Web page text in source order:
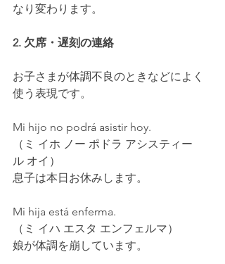
なり変わります。
2. 欠席・遅刻の連絡
お子さまが体調不良のときなどによく
使う表現です。
Mi hijo no podrá asistir hoy.
（ミ イホ ノー ポドラ アシスティー
ル オイ）
息子は本日お休みします。
Mi hija está enferma.
（ミ イハ エスタ エンフェルマ）
娘が体調を崩しています。